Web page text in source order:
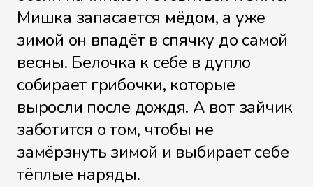
Мишка запасается мёдом, а уже
зимой он впадёт в спячку до самой
весны. Белочка к себе в дупло
собирает грибочки, которые
выросли после дождя. А вот зайчик
заботится о том, чтобы не
замёрзнуть зимой и выбирает себе
тёплые наряды.